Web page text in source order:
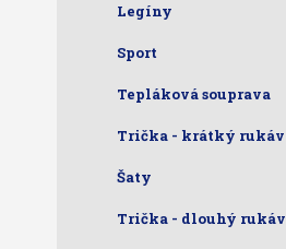
Legíny
Sport
Tepláková souprava
Trička - krátký rukáv
Šaty
Trička - dlouhý rukáv